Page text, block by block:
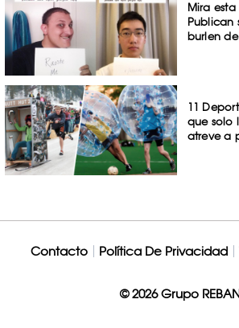
Mira
Publican
burlen
11
que solo
atreve a
Contacto Política De Privacidad
© 2026 Grupo